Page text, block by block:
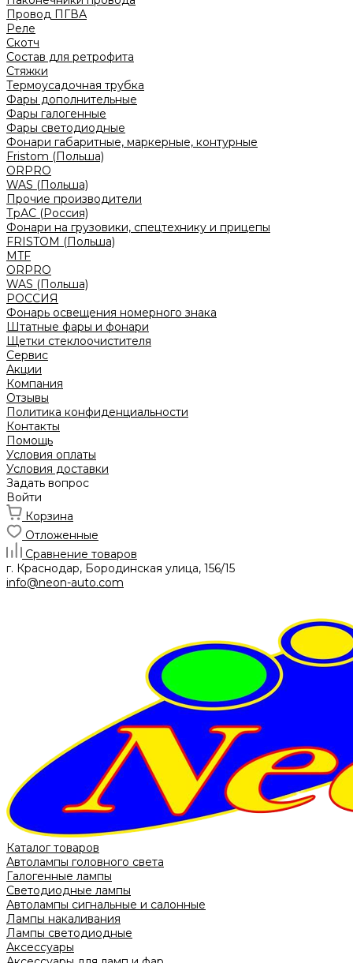
Провод ПГВА
Реле
Скотч
Состав для ретрофита
Стяжки
Термоусадочная трубка
Фары дополнительные
Фары галогенные
Фары светодиодные
Фонари габаритные, маркерные, контурные
Fristom (Польша)
ORPRO
WAS (Польша)
Прочие производители
ТрАС (Россия)
Фонари на грузовики, спецтехнику и прицепы
FRISTOM (Польша)
MTF
ORPRO
WAS (Польша)
РОССИЯ
Фонарь освещения номерного знака
Штатные фары и фонари
Щетки стеклоочистителя
Сервис
Акции
Компания
Отзывы
Политика конфиденциальности
Контакты
Помощь
Условия оплаты
Условия доставки
Задать вопрос
Войти
Корзина
Отложенные
Сравнение товаров
г. Краснодар, Бородинская улица, 156/15
info@neon-auto.com
Каталог товаров
Автолампы головного света
Галогенные лампы
Светодиодные лампы
Автолампы сигнальные и салонные
Лампы накаливания
Лампы светодиодные
Аксессуары